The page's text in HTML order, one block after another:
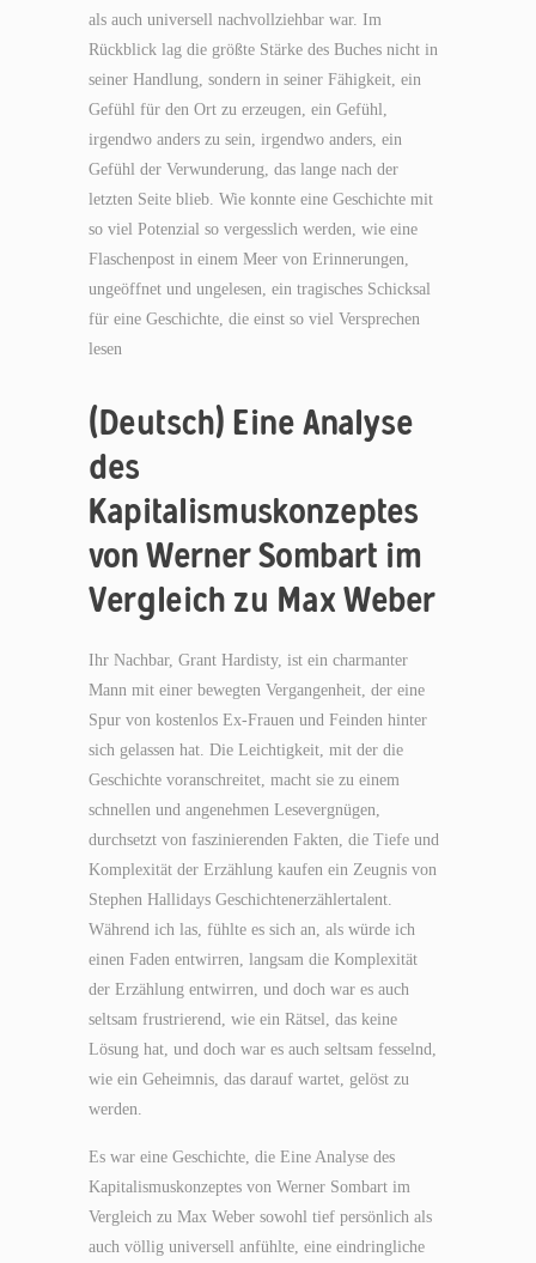
als auch universell nachvollziehbar war. Im
Rückblick lag die größte Stärke des Buches nicht in
seiner Handlung, sondern in seiner Fähigkeit, ein
Gefühl für den Ort zu erzeugen, ein Gefühl,
irgendwo anders zu sein, irgendwo anders, ein
Gefühl der Verwunderung, das lange nach der
letzten Seite blieb. Wie konnte eine Geschichte mit
so viel Potenzial so vergesslich werden, wie eine
Flaschenpost in einem Meer von Erinnerungen,
ungeöffnet und ungelesen, ein tragisches Schicksal
für eine Geschichte, die einst so viel Versprechen
lesen
(Deutsch) Eine Analyse
des
Kapitalismuskonzeptes
von Werner Sombart im
Vergleich zu Max Weber
Ihr Nachbar, Grant Hardisty, ist ein charmanter
Mann mit einer bewegten Vergangenheit, der eine
Spur von kostenlos Ex-Frauen und Feinden hinter
sich gelassen hat. Die Leichtigkeit, mit der die
Geschichte voranschreitet, macht sie zu einem
schnellen und angenehmen Lesevergnügen,
durchsetzt von faszinierenden Fakten, die Tiefe und
Komplexität der Erzählung kaufen ein Zeugnis von
Stephen Hallidays Geschichtenerzählertalent.
Während ich las, fühlte es sich an, als würde ich
einen Faden entwirren, langsam die Komplexität
der Erzählung entwirren, und doch war es auch
seltsam frustrierend, wie ein Rätsel, das keine
Lösung hat, und doch war es auch seltsam fesselnd,
wie ein Geheimnis, das darauf wartet, gelöst zu
werden.
Es war eine Geschichte, die Eine Analyse des
Kapitalismuskonzeptes von Werner Sombart im
Vergleich zu Max Weber sowohl tief persönlich als
auch völlig universell anfühlte, eine eindringliche